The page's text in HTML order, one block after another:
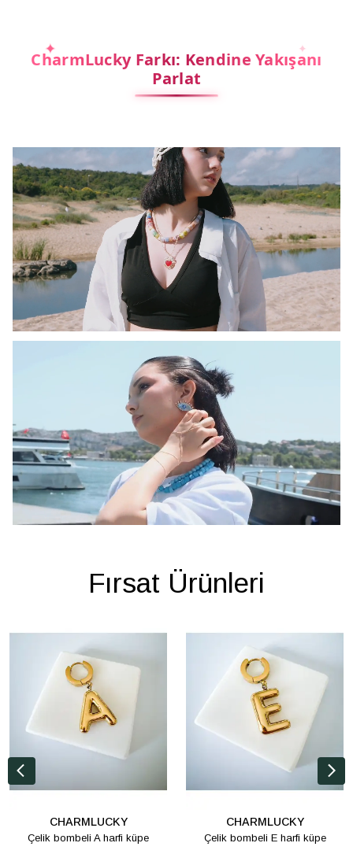
CharmLucky Farkı: Kendine Yakışanı
Parlat
Fırsat Ürünleri
CHARMLUCKY
Çelik bombeli A harfi küpe
CHARMLUCKY
Çelik bombeli E harfi küpe